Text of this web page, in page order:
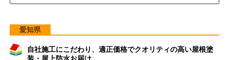
愛知県
自社施工にこだわり、適正価格でクオリティの高い屋根塗